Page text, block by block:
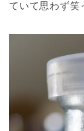
ていて思わず笑